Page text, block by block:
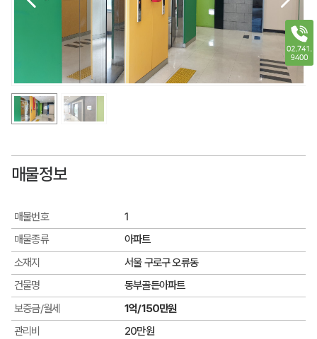
매물정보
매물번호
1
매물종류
아파트
소재지
서울 구로구 오류동
건물명
동부골든아파트
보증금/월세
1억/150만원
관리비
20만원